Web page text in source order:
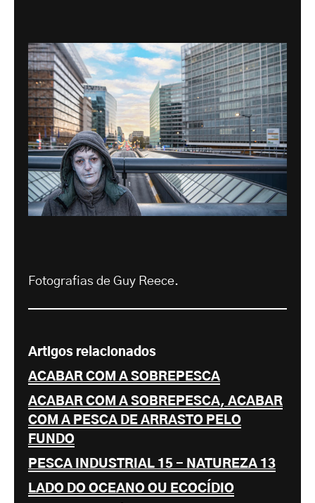
Fotografias de Guy Reece.
Artigos relacionados
ACABAR COM A SOBREPESCA
ACABAR COM A SOBREPESCA, ACABAR
COM A PESCA DE ARRASTO PELO
FUNDO
PESCA INDUSTRIAL 15 - NATUREZA 13
LADO DO OCEANO OU ECOCÍDIO